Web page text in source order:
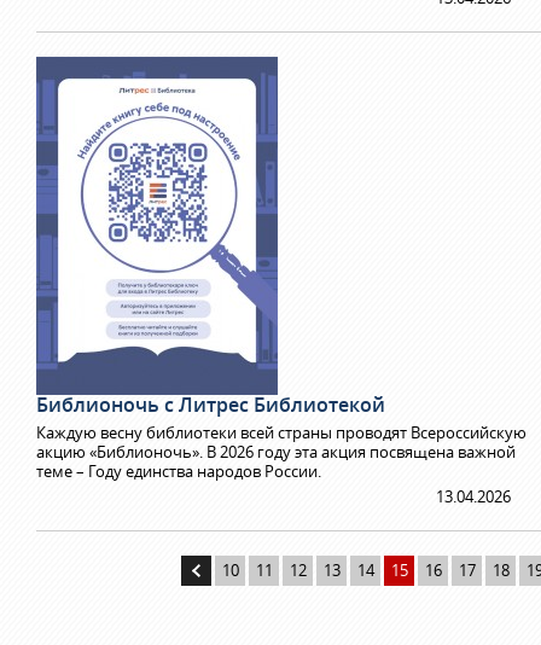
Библионочь с Литрес Библиотекой
Каждую весну библиотеки всей страны проводят Всероссийскую
акцию «Библионочь». В 2026 году эта акция посвящена важной
теме – Году единства народов России.
13.04.2026
10 11 12 13 14 15 16 17 18